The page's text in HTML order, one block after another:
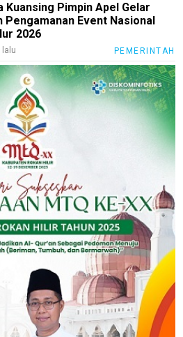
Kuansing Pimpin Apel Gelar
Pengamanan Event Nasional
2026
lalu PEMERINTAH